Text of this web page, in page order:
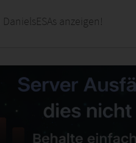
anzeigen!